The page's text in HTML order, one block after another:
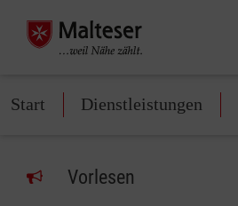
Start Dienstleistungen
Vorlesen